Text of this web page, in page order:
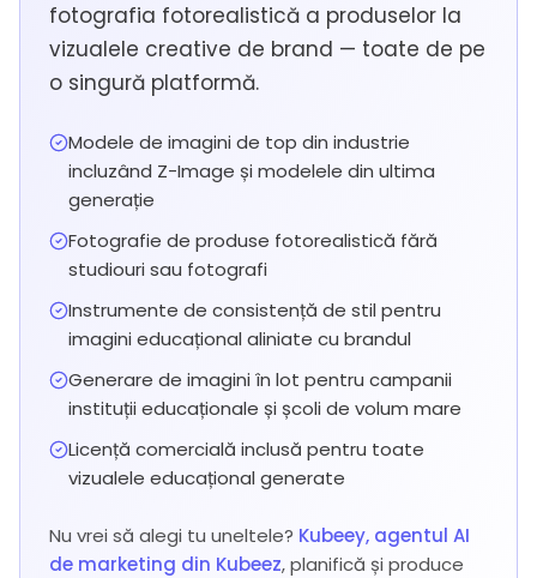
fotografia fotorealistică a produselor la
vizualele creative de brand — toate de pe
o singură platformă.
Modele de imagini de top din industrie
incluzând Z-Image și modelele din ultima
generație
Fotografie de produse fotorealistică fără
studiouri sau fotografi
Instrumente de consistență de stil pentru
imagini educațional aliniate cu brandul
Generare de imagini în lot pentru campanii
instituții educaționale și școli de volum mare
Licență comercială inclusă pentru toate
vizualele educațional generate
Nu vrei să alegi tu uneltele? Kubeey, agentul AI
de marketing din Kubeez, planifică și produce